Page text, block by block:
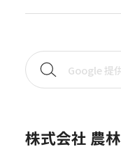
株式会社 農